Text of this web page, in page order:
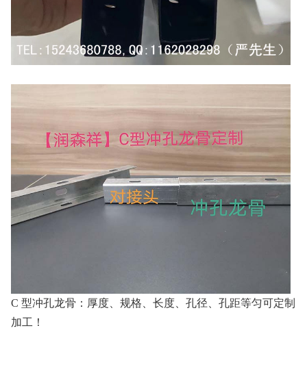
C 型冲孔龙骨：厚度、规格、长度、孔径、孔距等匀可定制
加工！